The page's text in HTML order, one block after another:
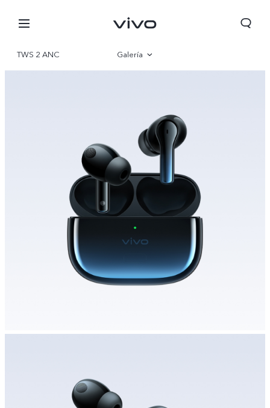
Colombia | Seleccione país/región
TWS 2 ANC Galería